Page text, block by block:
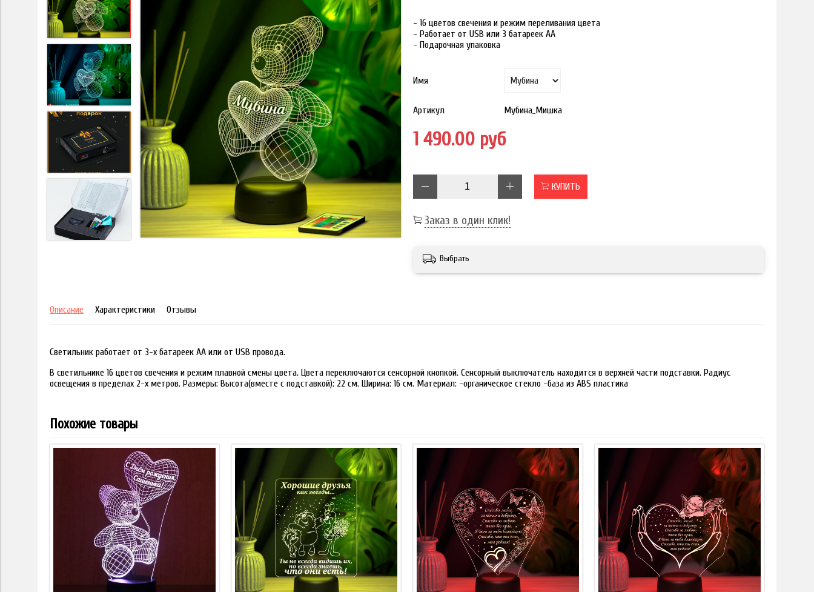
- 16 цветов свечения и режим переливания цвета
- Работает от USB или 3 батареек АА
- Подарочная упаковка
Имя
Артикул Мубина_Мишка
1 490.00 руб
КУПИТЬ
Заказ в один клик!
Выбрать
Описание Характеристики Отзывы
Светильник работает от 3-х батареек АА или от USB провода.
В светильнике 16 цветов свечения и режим плавной смены цвета. Цвета переключаются сенсорной кнопкой. Сенсорный выключатель находится в верхней части подставки. Радиус
освещения в пределах 2-х метров. Размеры: Высота(вместе с подставкой): 22 см. Ширина: 16 см. Материал: -органическое стекло -база из ABS пластика
Похожие товары